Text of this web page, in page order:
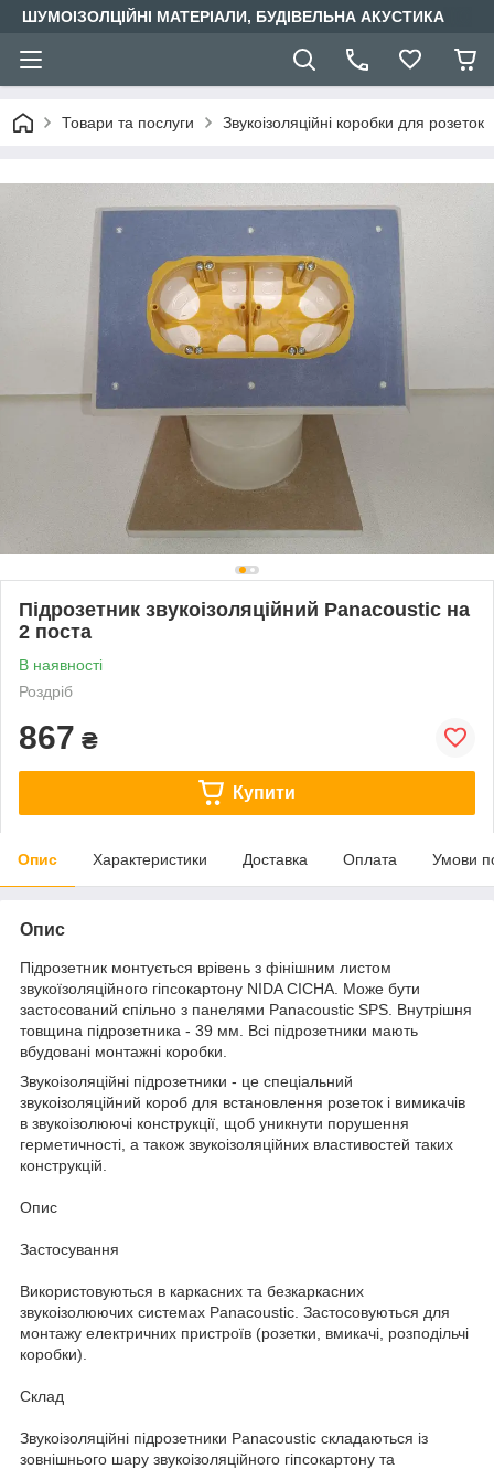
ШУМОІЗОЛЦІЙНІ МАТЕРІАЛИ, БУДІВЕЛЬНА АКУСТИКА
Товари та послуги Звукоізоляційні коробки для розеток
Підрозетник звукоізоляційний Panacoustic на
2 поста
В наявності
Роздріб
867 ₴
Купити
Опис Характеристики Доставка Оплата Умови
Опис
Підрозетник монтується врівень з фінішним листом
звукоїзоляційного гіпсокартону NIDA CICHA. Може бути
застосований спільно з панелями Panacoustic SPS. Внутрішня
товщина підрозетника - 39 мм. Всі підрозетники мають
вбудовані монтажні коробки.
Звукоізоляційні підрозетники - це спеціальний
звукоізоляційний короб для встановлення розеток і вимикачів
в звукоізолюючі конструкції, щоб уникнути порушення
герметичності, а також звукоізоляційних властивостей таких
конструкцій.
Опис
Застосування
Використовуються в каркасних та безкаркасних
звукоізолюючих системах Panacoustic. Застосовуються для
монтажу електричних пристроїв (розетки, вмикачі, розподільчі
коробки).
Склад
Звукоізоляційні підрозетники Panacoustic складаються із
зовнішнього шару звукоізоляційного гіпсокартону та